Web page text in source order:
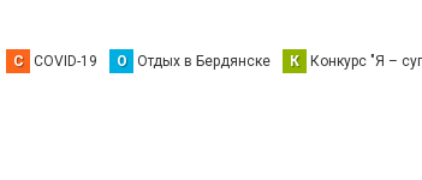
C COVID-19 О Отдых в Бердянске К Конкурс "Я –